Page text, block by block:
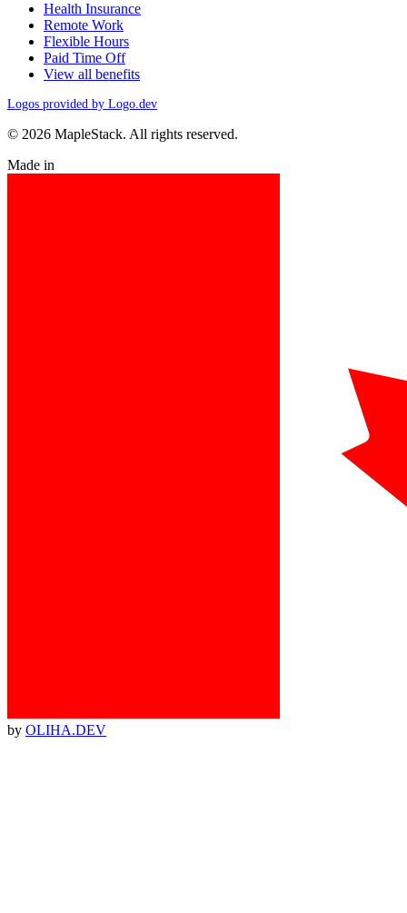
Health Insurance
Remote Work
Flexible Hours
Paid Time Off
View all benefits
Logos provided by Logo.dev
© 2026 MapleStack. All rights reserved.
Made in
by OLIHA.DEV